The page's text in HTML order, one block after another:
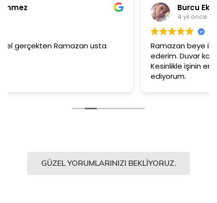
Ramazan beye ilgisinden dolayı çok teşekkür
ederim. Duvar kağıtlarımız muazzam oldu.
Kesinlikle işinin en iyisi diyebilirim. Şiddetle tavsiye
GÜZEL YORUMLARINIZI BEKLIYORUZ.